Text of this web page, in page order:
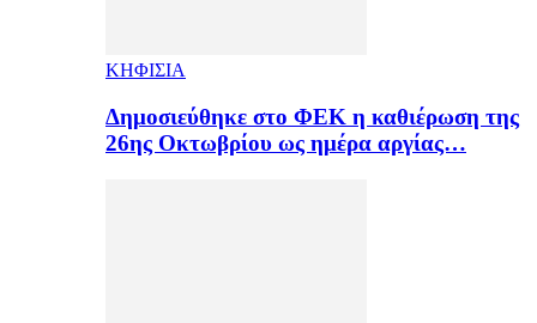
ΚΗΦΙΣΙΑ
Δημοσιεύθηκε στο ΦΕΚ η καθιέρωση της
26ης Οκτωβρίου ως ημέρα αργίας…